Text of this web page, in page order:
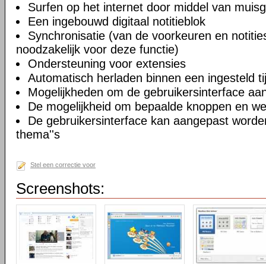
Surfen op het internet door middel van
Een ingebouwd digitaal notitieblok
Synchronisatie (van de voorkeuren en
noodzakelijk voor deze functie)
Ondersteuning voor extensies
Automatisch herladen binnen een ingesteld
Mogelijkheden om de gebruikersinterface
De mogelijkheid om bepaalde knoppen en
De gebruikersinterface kan aangepast
thema''s
Stel een correctie voor
Screenshots: